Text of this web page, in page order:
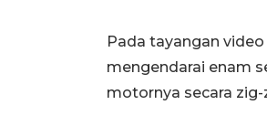
Pada tayangan
mengendarai enam
motornya secara